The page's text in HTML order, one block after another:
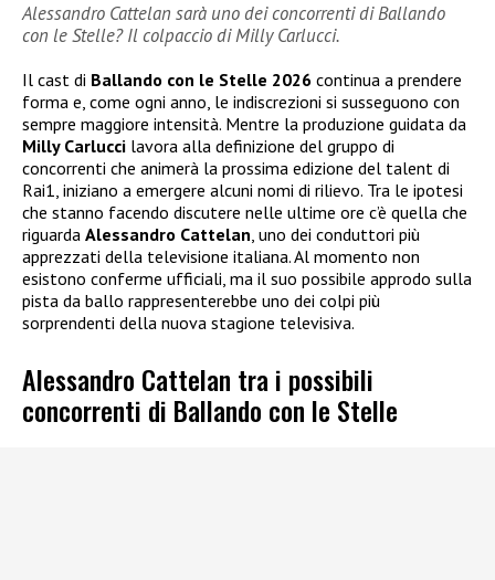
Alessandro Cattelan sarà uno dei concorrenti di Ballando
con le Stelle? Il colpaccio di Milly Carlucci.
Il cast di Ballando con le Stelle 2026 continua a prendere
forma e, come ogni anno, le indiscrezioni si susseguono con
sempre maggiore intensità. Mentre la produzione guidata da
Milly Carlucci lavora alla definizione del gruppo di
concorrenti che animerà la prossima edizione del talent di
Rai1, iniziano a emergere alcuni nomi di rilievo. Tra le ipotesi
che stanno facendo discutere nelle ultime ore c’è quella che
riguarda Alessandro Cattelan, uno dei conduttori più
apprezzati della televisione italiana. Al momento non
esistono conferme ufficiali, ma il suo possibile approdo sulla
pista da ballo rappresenterebbe uno dei colpi più
sorprendenti della nuova stagione televisiva.
Alessandro Cattelan tra i possibili
concorrenti di Ballando con le Stelle